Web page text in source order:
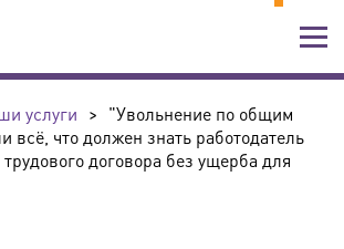
услуги > "Увольнение по общим
всё, что должен знать работодатель
договора без ущерба для